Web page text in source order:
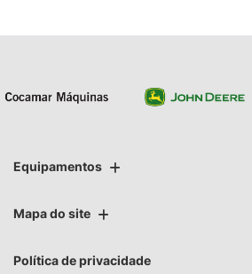
Equipamentos
Mapa do site
Política de privacidade